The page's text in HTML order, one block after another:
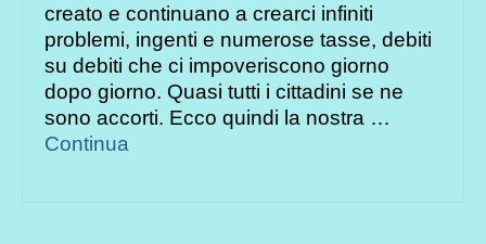
creato e continuano a crearci infiniti
problemi, ingenti e numerose tasse, debiti
su debiti che ci impoveriscono giorno
dopo giorno. Quasi tutti i cittadini se ne
sono accorti. Ecco quindi la nostra …
Continua